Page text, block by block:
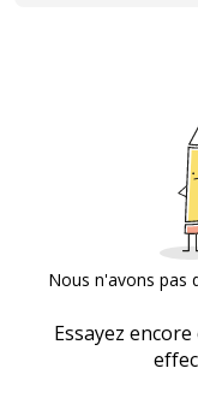
Nous n'avons pas
Essayez